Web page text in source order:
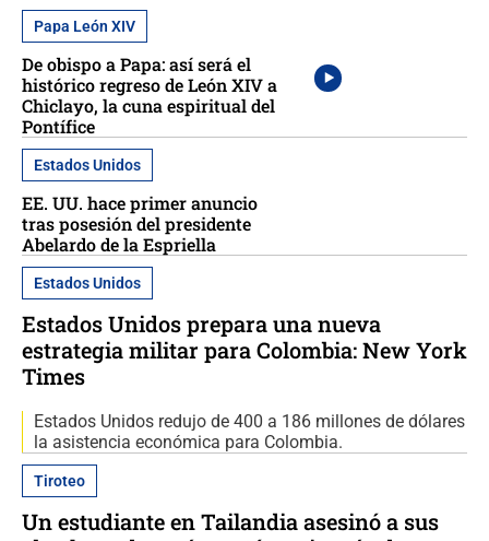
Papa León XIV
De obispo a Papa: así será el
histórico regreso de León XIV a
Chiclayo, la cuna espiritual del
Pontífice
Estados Unidos
EE. UU. hace primer anuncio
tras posesión del presidente
Abelardo de la Espriella
Estados Unidos
Estados Unidos prepara una nueva
estrategia militar para Colombia: New York
Times
Estados Unidos redujo de 400 a 186 millones de dólares
la asistencia económica para Colombia.
Tiroteo
Un estudiante en Tailandia asesinó a sus